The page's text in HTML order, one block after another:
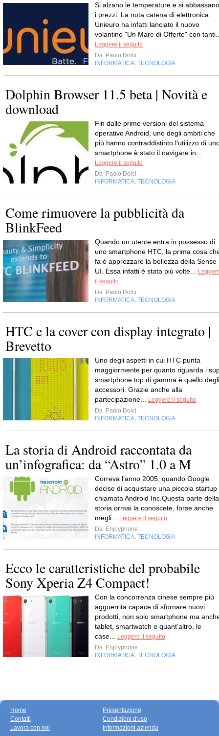
Si alzano le temperature e si abbassano
i prezzi. La nota catena di elettronica
Unieuro ha infatti lanciato il nuovo
volantino "Un Mare di Offerte" con
Leggere il seguito
Da Paolo Dolci
INFORMATICA TECNOLOGIA
Dolphin Browser 11.5 beta | Novità e
download
Fin dalle prime versioni del sistema
operativo Android, uno degli ambiti che
più hanno contraddistinto l'utilizzo di
smartphone è stato il navigare in...
Leggere il seguito
Da Paolo Dolci
INFORMATICA TECNOLOGIA
Come rimuovere la pubblicità da
BlinkFeed
Quando un utente entra in possesso di
uno smartphone HTC, la prima cosa
fa è apprezzare la bellezza della Sense
UI. Essa infatti è stata più volte...
il seguito
Da Paolo Dolci
INFORMATICA TECNOLOGIA
HTC e la cover con display integrato |
Brevetto
Uno degli aspetti in cui HTC punta
maggiormente per quanto riguarda i
smartphone top di gamma è quello degli
accessori. Grazie anche alla
partecipazione...
Leggere il seguito
Da Paolo Dolci
INFORMATICA TECNOLOGIA
La storia di Android raccontata da
un’infografica: da “Astro” 1.0 a M
Correva l’anno 2005, quando Google
decise di acquistare una piccola startup
chiamata Android Inc.Questa parte della
storia ormai la conoscete, forse anche
megli...
Leggere il seguito
Da Enjoyphone
INFORMATICA TECNOLOGIA
Ecco le caratteristiche del probabile
Sony Xperia Z4 Compact!
Con la concorrenza cinese sempre più
agguerrita capace di sfornare nuovi
prodotti, non solo smartphone ma
tablet, smartwatch e quant’altro, le
case...
Leggere il seguito
Da Enjoyphone
INFORMATICA TECNOLOGIA
Home
Contatti
Lavora con noi
Presentazione
Condizioni d'uso
Informazioni azienda